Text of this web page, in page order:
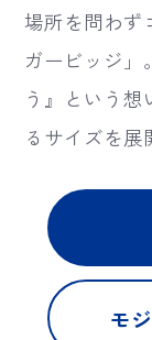
場所を問わず
ガービッジ」
う』という
るサイズを
モ